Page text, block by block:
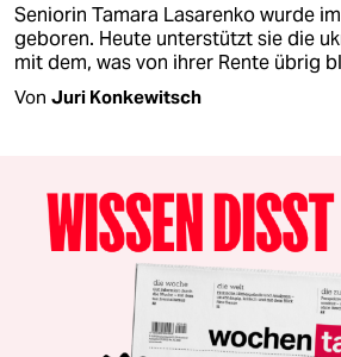
Seniorin Tamara Lasarenko wurde
geboren. Heute unterstützt sie die
mit dem, was von ihrer Rente übrig
Von Juri Konkewitsch